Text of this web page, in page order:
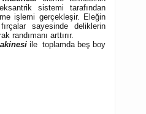
sistemi tarafından
işlemi gerçekleşir. Eleğin
sayesinde deliklerin
randımanı arttırır.
ile toplamda beş boy